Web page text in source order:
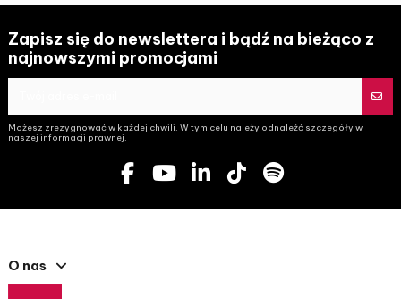
Zapisz się do newslettera i bądź na bieżąco z
najnowszymi promocjami
Możesz zrezygnować w każdej chwili. W tym celu należy odnaleźć szczegóły w
naszej informacji prawnej.
O nas